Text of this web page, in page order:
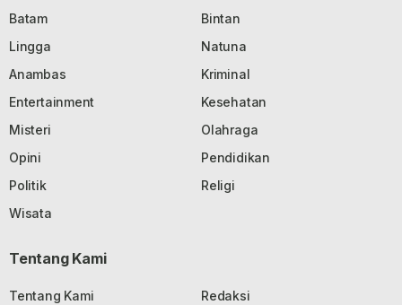
Batam
Bintan
Lingga
Natuna
Anambas
Kriminal
Entertainment
Kesehatan
Misteri
Olahraga
Opini
Pendidikan
Politik
Religi
Wisata
Tentang Kami
Tentang Kami
Redaksi